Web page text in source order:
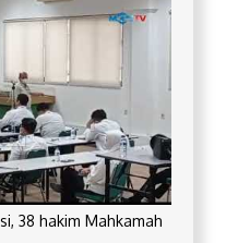
38 hakim Mahkamah